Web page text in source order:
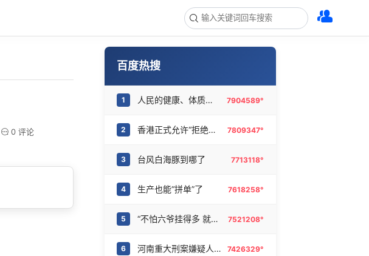
0 评论
百度热搜
1 人民的健康、体质、幸福一脉相承 7904589°
2 香港正式允许“拒绝抢救” 7809347°
3 台风白海豚到哪了 7713118°
4 生产也能“拼单”了 7618258°
5 “不怕六爷挂得多 就怕六爷挂一颗” 7521208°
6 河南重大刑案嫌疑人逃窜时伤害多人 7426329°